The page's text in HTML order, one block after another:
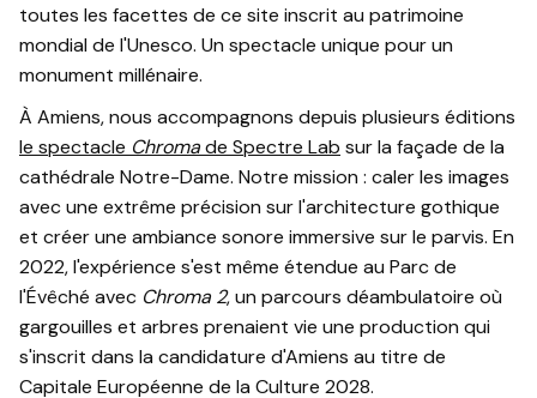
toutes les facettes de ce site inscrit au patrimoine
mondial de l'Unesco. Un spectacle unique pour un
monument millénaire.
À Amiens, nous accompagnons depuis plusieurs éditions
le spectacle Chromade Spectre Lab sur la façade de la
cathédrale Notre-Dame. Notre mission : caler les images
avec une extrême précision sur l'architecture gothique
et créer une ambiance sonore immersive sur le parvis. En
2022, l'expérience s'est même étendue au Parc de
l'Évêché avec Chroma 2, un parcours déambulatoire où
gargouilles et arbres prenaient vie une production qui
s'inscrit dans la candidature d'Amiens au titre de
Capitale Européenne de la Culture 2028.